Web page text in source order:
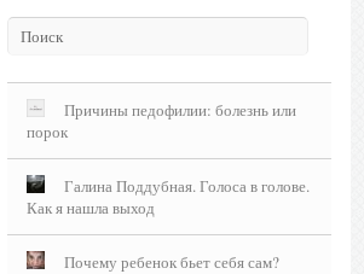
Причины педофилии: болезнь или
порок
Галина Поддубная. Голоса в голове.
Как я нашла выход
Почему ребенок бьет себя сам?